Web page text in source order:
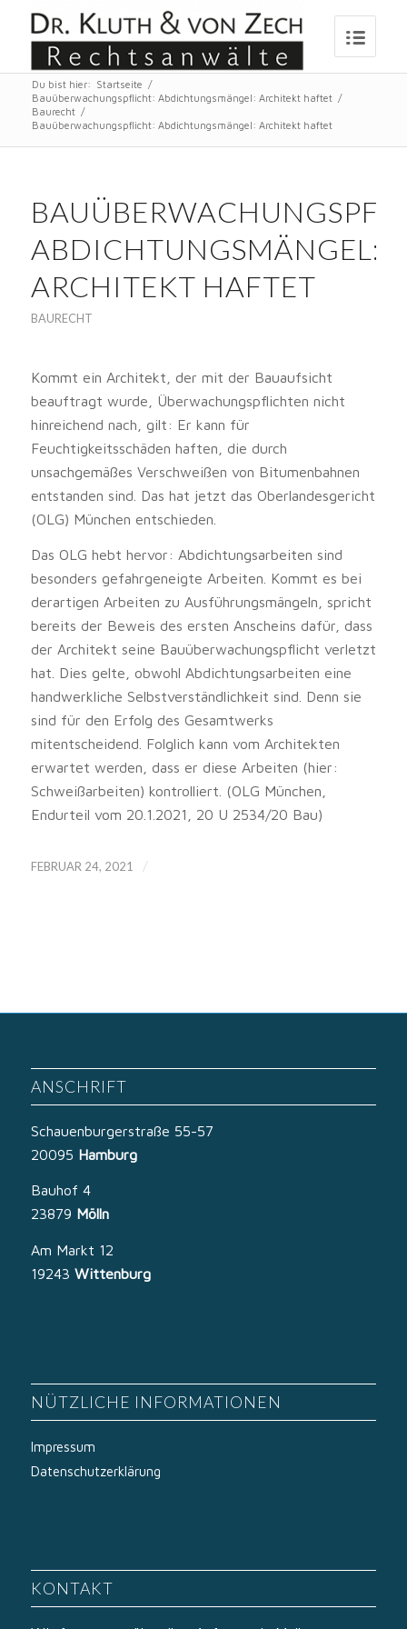
Du bist hier: Startseite
/
Bauüberwachungspflicht: Abdichtungsmängel: Architekt haftet /
Baurecht /
Bauüberwachungspflicht: Abdichtungsmängel: Architekt haftet
ABDICHTUNGSMÄNGEL:
ARCHITEKT HAFTET
BAURECHT
Kommt ein Architekt, der mit der Bauaufsicht
beauftragt wurde, Überwachungspflichten nicht
hinreichend nach, gilt: Er kann für
Feuchtigkeitsschäden haften, die durch
unsachgemäßes Verschweißen von Bitumenbahnen
entstanden sind. Das hat jetzt das Oberlandesgericht
(OLG) München entschieden.
Das OLG hebt hervor: Abdichtungsarbeiten sind
besonders gefahrgeneigte Arbeiten. Kommt es bei
derartigen Arbeiten zu Ausführungsmängeln, spricht
bereits der Beweis des ersten Anscheins dafür, dass
der Architekt seine Bauüberwachungspflicht verletzt
hat. Dies gelte, obwohl Abdichtungsarbeiten eine
handwerkliche Selbstverständlichkeit sind. Denn sie
sind für den Erfolg des Gesamtwerks
mitentscheidend. Folglich kann vom Architekten
erwartet werden, dass er diese Arbeiten (hier:
Schweißarbeiten) kontrolliert. (OLG München,
Endurteil vom 20.1.2021, 20 U 2534/20 Bau)
FEBRUAR 24, 2021 /
ANSCHRIFT
Schauenburgerstraße 55-57
20095 Hamburg
Bauhof 4
23879 Mölln
Am Markt 12
19243 Wittenburg
NÜTZLICHE INFORMATIONEN
Impressum
Datenschutzerklärung
KONTAKT